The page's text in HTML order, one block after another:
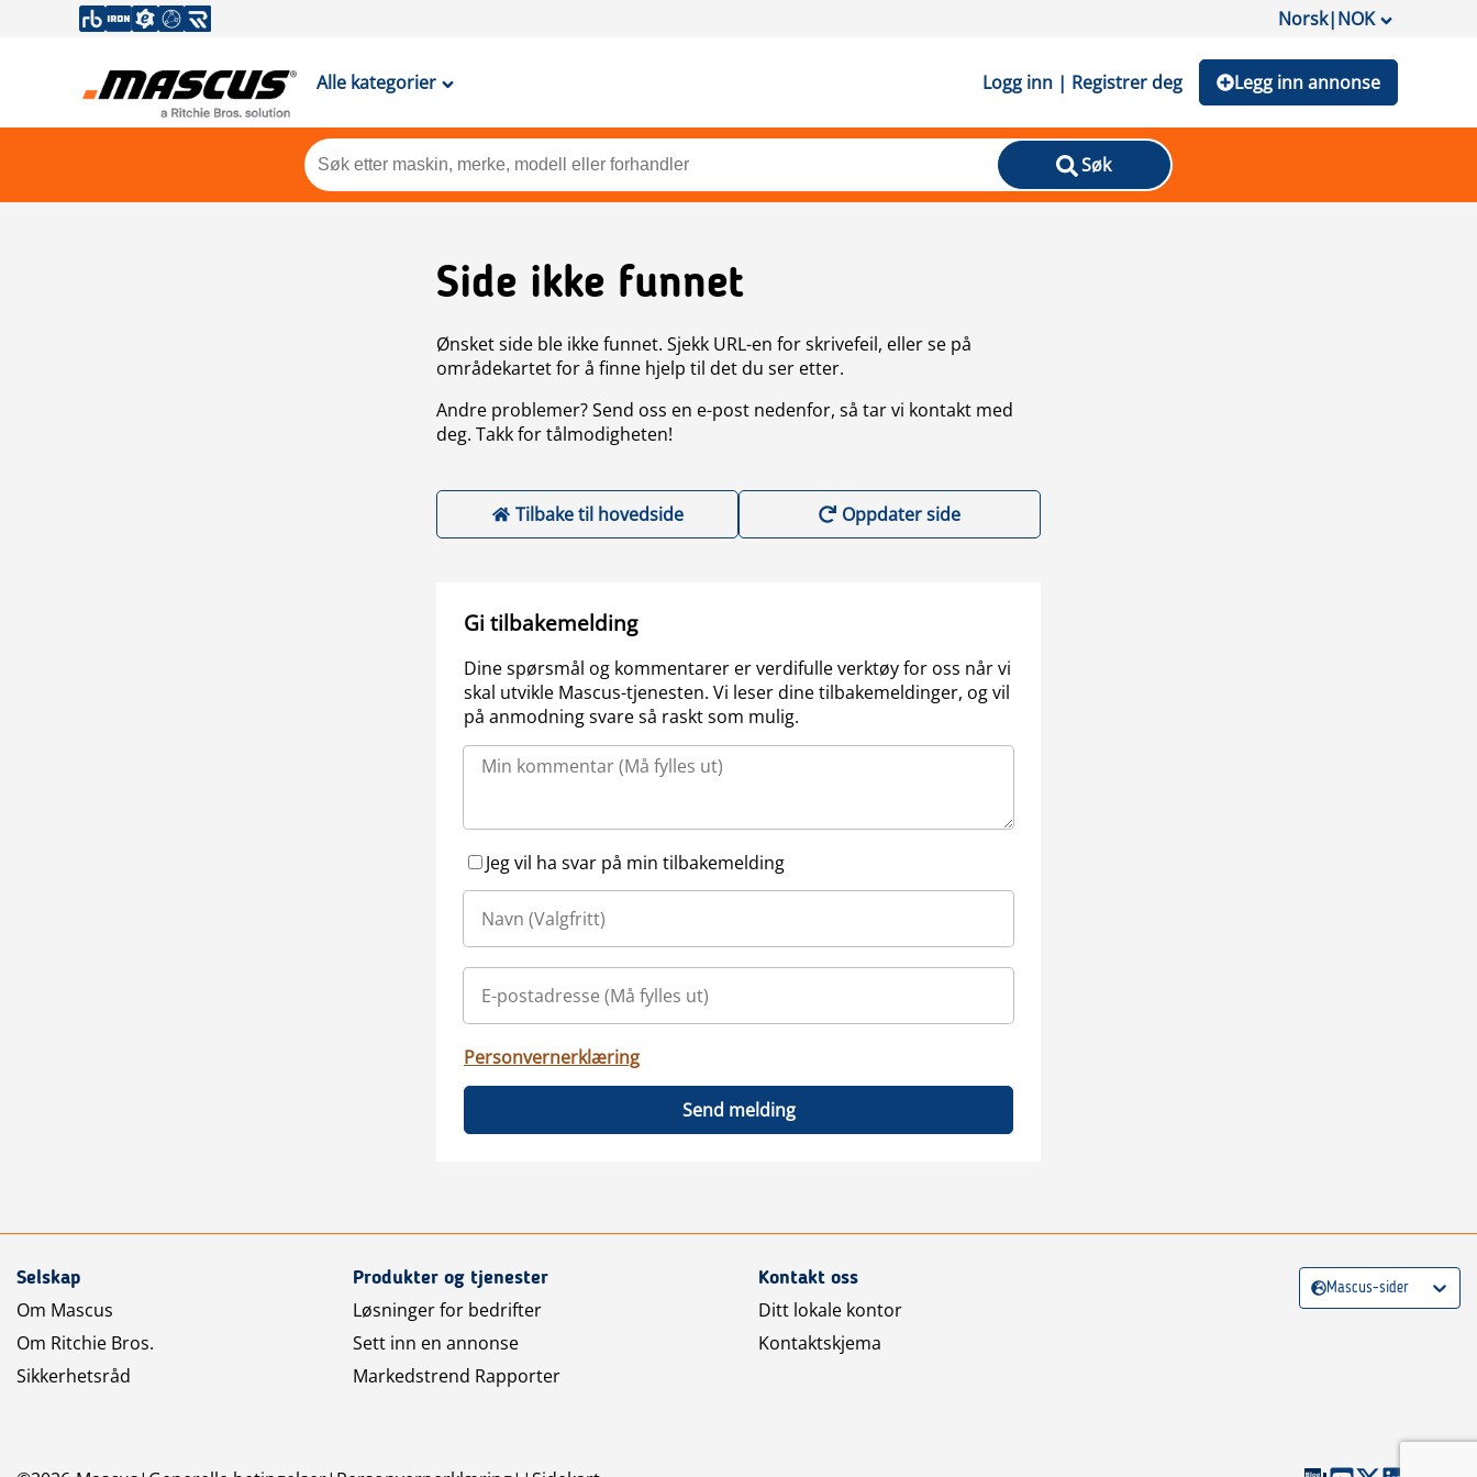
Norsk|NOK
Alle kategorier Logg inn | Registrer deg Legg inn annonse
Søk
Side ikke funnet
Ønsket side ble ikke funnet. Sjekk URL-en for skrivefeil, eller se på
områdekartet for å finne hjelp til det du ser etter.
Andre problemer? Send oss en e-post nedenfor, så tar vi kontakt med
deg. Takk for tålmodigheten!
Tilbake til hovedside Oppdater side
Gi tilbakemelding
Dine spørsmål og kommentarer er verdifulle verktøy for oss når vi
skal utvikle Mascus-tjenesten. Vi leser dine tilbakemeldinger, og vil
på anmodning svare så raskt som mulig.
Jeg vil ha svar på min tilbakemelding
Personvernerklæring
Send melding
Selskap
Om Mascus
Om Ritchie Bros.
Sikkerhetsråd
Produkter og tjenester
Løsninger for bedrifter
Sett inn en annonse
Markedstrend Rapporter
Kontakt oss
Ditt lokale kontor
Kontaktskjema
Mascus-sider